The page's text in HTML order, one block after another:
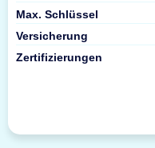
Max. Schlüssel
Versicherung
Zertifizierungen